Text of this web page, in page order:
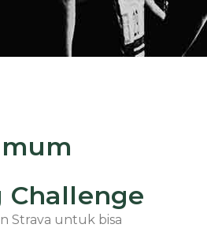
Challenge
Strava untuk bisa